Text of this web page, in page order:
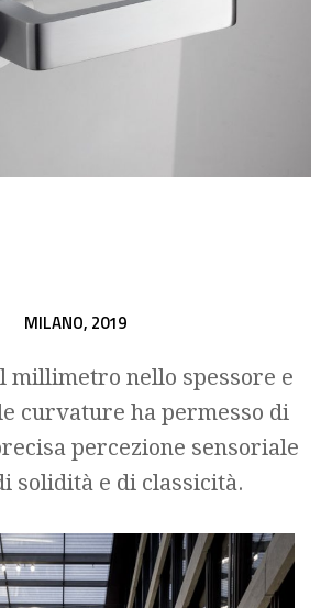
MILANO, 2019
millimetro nello spessore e
curvature ha permesso di
percezione sensoriale
solidità e di classicità.